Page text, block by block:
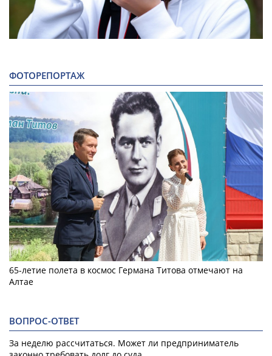
ФОТОРЕПОРТАЖ
65-летие полета в космос Германа Титова отмечают на
Алтае
ВОПРОС-ОТВЕТ
За неделю рассчитаться. Может ли предприниматель